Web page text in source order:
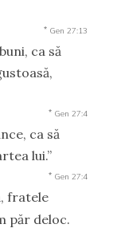
* Gen 27:13
ca să
* Gen 27:4
ca să
lui.”
* Gen 27:4
fratele
păr deloc.